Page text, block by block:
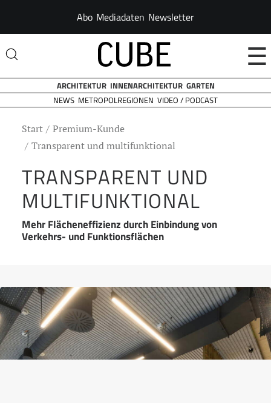
Abo Mediadaten Newsletter
☰
ARCHITEKTUR INNENARCHITEKTUR GARTEN
NEWS METROPOLREGIONEN VIDEO / PODCAST
Start
Premium-Kunde
Transparent und multifunktional
TRANSPARENT UND
MULTIFUNKTIONAL
Mehr Flächeneffizienz durch Einbindung von
Verkehrs- und Funktionsflächen